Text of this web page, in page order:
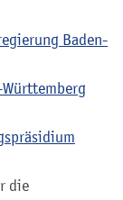
Baden-
die